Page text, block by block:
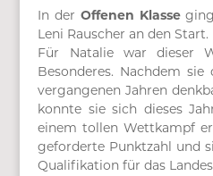
In der Offenen Klasse
Leni Rauscher an den Start.
Für Natalie war dieser
Besonderes. Nachdem
vergangenen Jahren
konnte sie sich dieses
einem tollen Wettkampf
geforderte Punktzahl und
Qualifikation für das